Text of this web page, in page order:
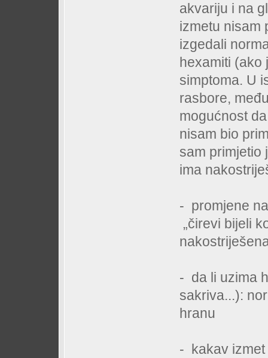
akvariju i na
izmetu nisam
izgedali
hexamiti (ako
simptoma. U
rasbore,
mogućnost
nisam bio
sam primjetio
ima
- promjene
„čirevi bijeli
- da li uzima
sakriva...):
hranu
- kakav izmet